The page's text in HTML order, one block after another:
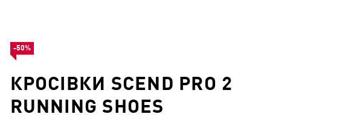
КРОСІВКИ SCEND PRO 2
RUNNING SHOES
-50%